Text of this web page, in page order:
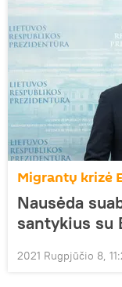
Migrantų krizė
Nausėda
santykius su
2021 Rugpjūčio 8,